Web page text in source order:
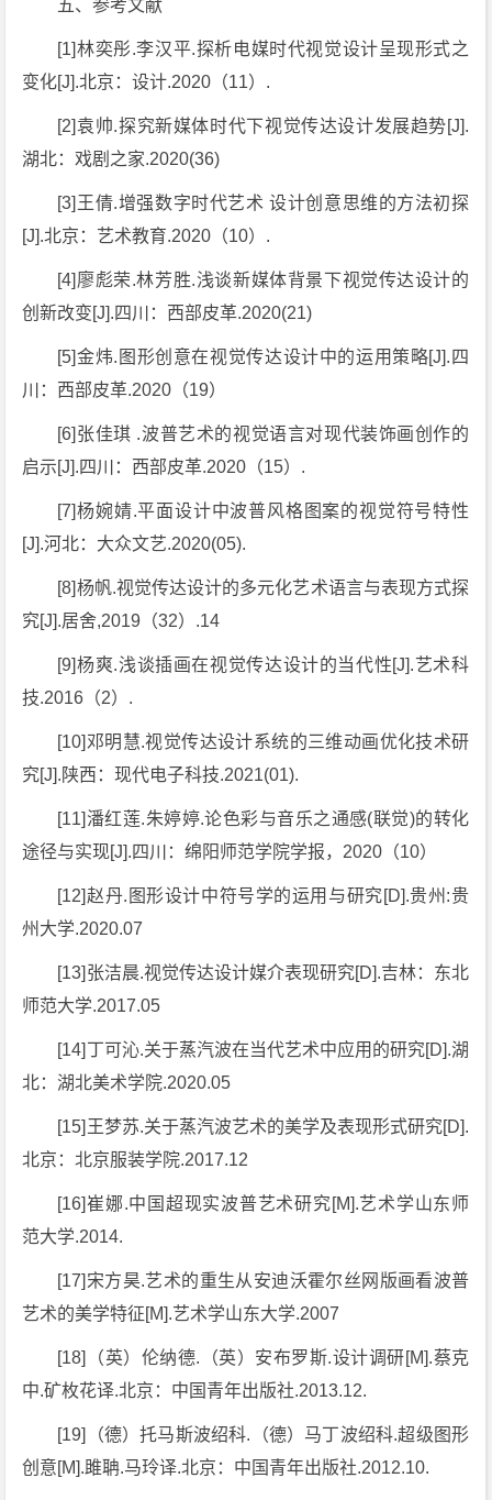
五、参考文献
[1]林奕彤.李汉平.探析电媒时代视觉设计呈现形式之
变化[J].北京：设计.2020（11）.
[2]袁帅.探究新媒体时代下视觉传达设计发展趋势[J].
湖北：戏剧之家.2020(36)
[3]王倩.增强数字时代艺术 设计创意思维的方法初探
[J].北京：艺术教育.2020（10）.
[4]廖彪荣.林芳胜.浅谈新媒体背景下视觉传达设计的
创新改变[J].四川：西部皮革.2020(21)
[5]金炜.图形创意在视觉传达设计中的运用策略[J].四
川：西部皮革.2020（19）
[6]张佳琪 .波普艺术的视觉语言对现代装饰画创作的
启示[J].四川：西部皮革.2020（15）.
[7]杨婉婧.平面设计中波普风格图案的视觉符号特性
[J].河北：大众文艺.2020(05).
[8]杨帆.视觉传达设计的多元化艺术语言与表现方式探
究[J].居舍,2019（32）.14
[9]杨爽.浅谈插画在视觉传达设计的当代性[J].艺术科
技.2016（2）.
[10]邓明慧.视觉传达设计系统的三维动画优化技术研
究[J].陕西：现代电子科技.2021(01).
[11]潘红莲.朱婷婷.论色彩与音乐之通感(联觉)的转化
途径与实现[J].四川：绵阳师范学院学报，2020（10）
[12]赵丹.图形设计中符号学的运用与研究[D].贵州:贵
州大学.2020.07
[13]张洁晨.视觉传达设计媒介表现研究[D].吉林：东北
师范大学.2017.05
[14]丁可沁.关于蒸汽波在当代艺术中应用的研究[D].湖
北：湖北美术学院.2020.05
[15]王梦苏.关于蒸汽波艺术的美学及表现形式研究[D].
北京：北京服装学院.2017.12
[16]崔娜.中国超现实波普艺术研究[M].艺术学山东师
范大学.2014.
[17]宋方昊.艺术的重生从安迪沃霍尔丝网版画看波普
艺术的美学特征[M].艺术学山东大学.2007
[18]（英）伦纳德.（英）安布罗斯.设计调研[M].蔡克
中.矿枚花译.北京：中国青年出版社.2013.12.
[19]（德）托马斯波绍科.（德）马丁波绍科.超级图形
创意[M].雎聃.马玲译.北京：中国青年出版社.2012.10.